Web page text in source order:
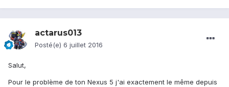
actarus013
Posté(e) 6 juillet 2016
Salut,
Pour le problème de ton Nexus 5 j'ai exactement le même depuis